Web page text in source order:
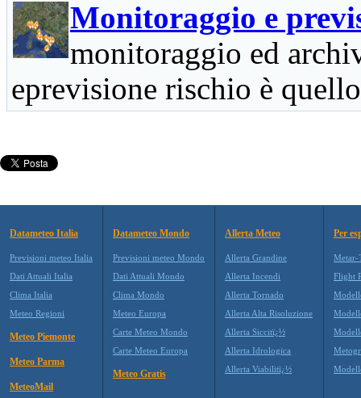
Monitoraggio e
monitoraggio ed
eprevisione rischio è
Datameteo Italia
Previsioni meteo Italia
Dati Attuali Italia
Clima Italia
Meteo Regioni
Meteo Piemonte
Meteo Parma
MeteoMail
Datameteo Mondo
Previsioni meteo Mondo
Dati Attuali Mondo
Clima Mondo
Meteo Europa
Carte Meteo Mondo
Carte Meteo Europa
Meteo Gratis
Allerta Meteo
Allerta Grandine
Allerta Incendi
Allerta Tornado
Allerta Alta Risoluzione
Allerta Siccitï¿½
Allerta Idrologica
Allerta Viabilitï¿½
Per
Metar-
Flight